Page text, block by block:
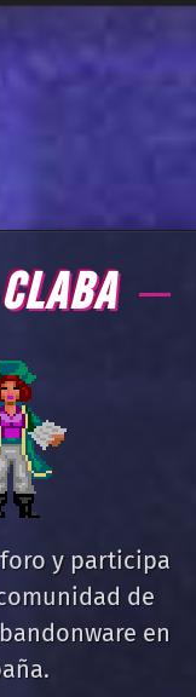
y participa
de
en